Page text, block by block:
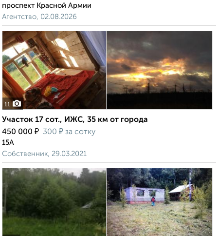
проспект Красной Армии
Агентство, 02.08.2026
11
Участок 17 сот., ИЖС, 35 км от города
450 000 ₽ 300 ₽ за сотку
15А
Собственник, 29.03.2021